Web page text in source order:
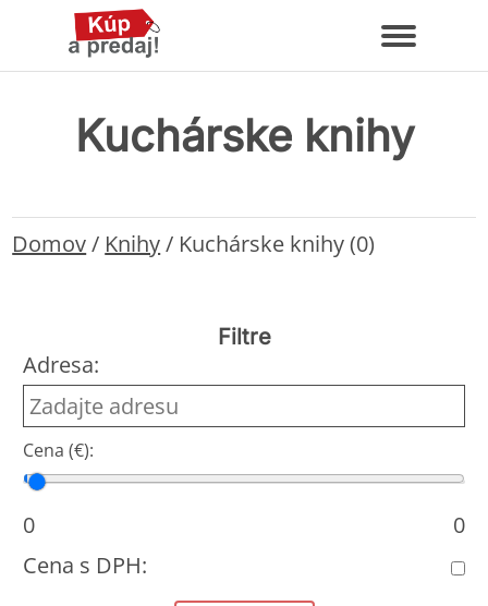
Kuchárske knihy
Domov/ Knihy/ Kuchárske knihy (0)
Filtre
Adresa:
Cena (€):
Cena od
Cena do
0
0
Cena s DPH: